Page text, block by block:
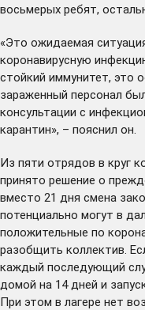
восьмерых ребят,
«Это ожидаемая
коронавирусную
стойкий иммунитет, это
зараженный персонал
консультации с
карантин», – пояснил он.
Из пяти отрядов в круг
принято решение о
вместо 21 дня смена
потенциально могут в
положительные по
разобщить коллектив.
каждый последующий
домой на 14 дней и
При этом в лагере нет